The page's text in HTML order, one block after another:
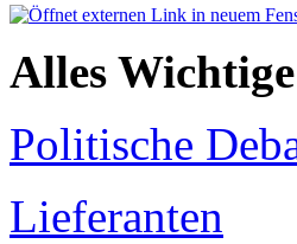
Alles
Politische
Lieferanten